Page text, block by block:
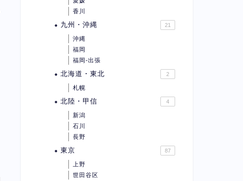
香川
九州・沖縄 21
沖縄
福岡
福岡-出張
北海道・東北 2
札幌
北陸・甲信 4
新潟
石川
長野
東京 87
上野
世田谷区